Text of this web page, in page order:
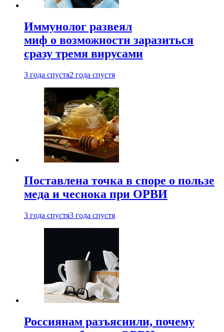
Иммунолог развеял
миф о возможности заразиться
сразу тремя вирусами
3 года спустя2 года спустя
Поставлена точка в споре о пользе
меда и чеснока при ОРВИ
3 года спустя3 года спустя
Россиянам разъяснили, почему